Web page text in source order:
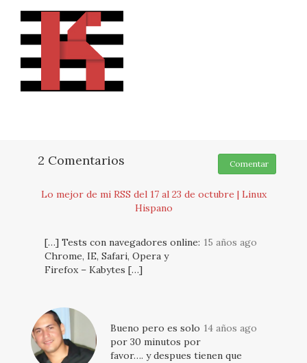
2 Comentarios Comentar
Lo mejor de mi RSS del 17 al 23 de octubre | Linux
Hispano
15 años ago
[…] Tests con navegadores online:
Chrome, IE, Safari, Opera y
Firefox – Kabytes […]
14 años ago
Bueno pero es solo
por 30 minutos por
favor…. y despues tienen que